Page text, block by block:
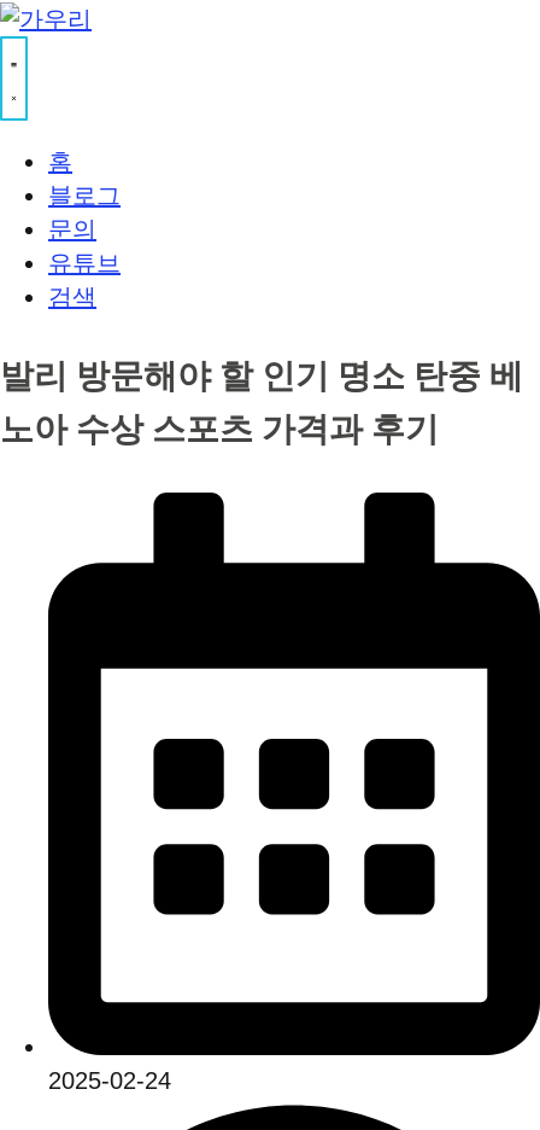
홈
블로그
문의
유튜브
검색
발리 방문해야 할 인기 명소 탄중 베
노아 수상 스포츠 가격과 후기
2025-02-24